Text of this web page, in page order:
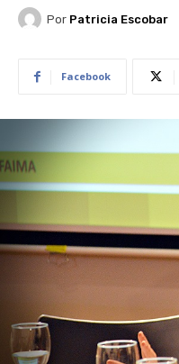
Por Patricia Escobar
Facebook